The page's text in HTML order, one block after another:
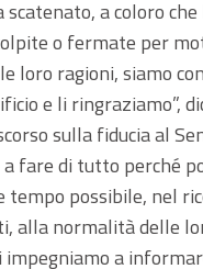
scatenato, a coloro
o fermate per
loro ragioni, siamo
e li ringraziamo”,
sulla fiducia al
fare di tutto perché
tempo possibile, nel
alla normalità delle
impegniamo a